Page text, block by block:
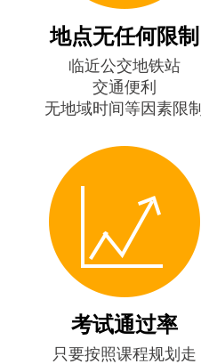
地点无任何限制
临近公交地铁站
交通便利
无地域时间等因素限制
考试通过率
只要按照课程规划走